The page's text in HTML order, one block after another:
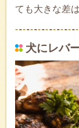
ても大きな差
犬にレバ